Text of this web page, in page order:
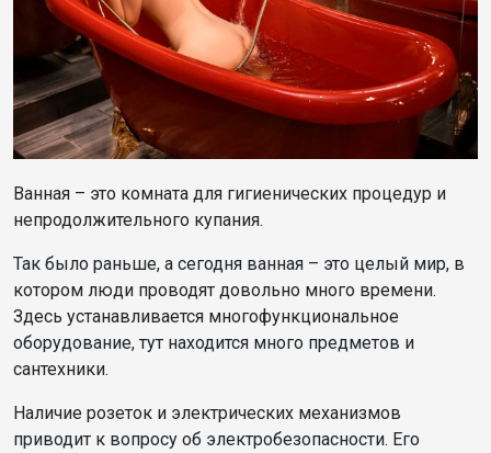
Ванная – это комната для гигиенических процедур и
непродолжительного купания.
Так было раньше, а сегодня ванная – это целый мир, в
котором люди проводят довольно много времени.
Здесь устанавливается многофункциональное
оборудование, тут находится много предметов и
сантехники.
Наличие розеток и электрических механизмов
приводит к вопросу об электробезопасности. Его